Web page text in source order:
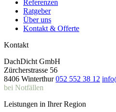
Referenzen
Ratgeber
Über uns
Kontakt & Offerte
Kontakt
DachDicht GmbH
Zürcherstrasse 56
8406 Winterthur 052 552 38 12
bei Notfällen
Leistungen in Ihrer Region